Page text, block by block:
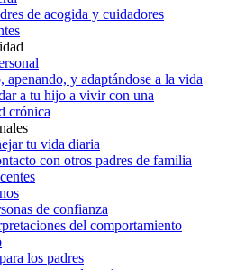
de acogida y cuidadores
apenando, y adaptándose a la vida
a tu hijo a vivir con una
crónica
tu vida diaria
con otros padres de familia
de confianza
del comportamiento
los padres